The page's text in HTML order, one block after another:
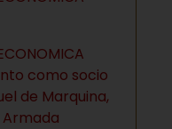
como socio
de Marquina,